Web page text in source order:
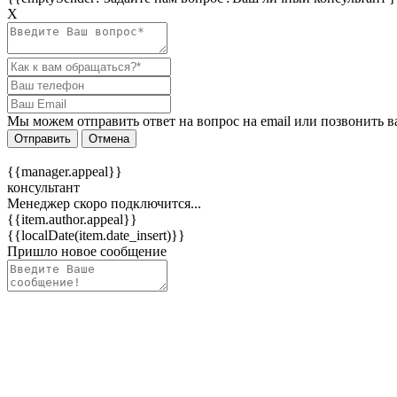
Х
Мы можем отправить ответ на вопрос на email или позвонить
Отправить Отмена
{{manager.appeal}}
консультант
Менеджер скоро подключится...
{{item.author.appeal}}
{{localDate(item.date_insert)}}
Пришло новое сообщение